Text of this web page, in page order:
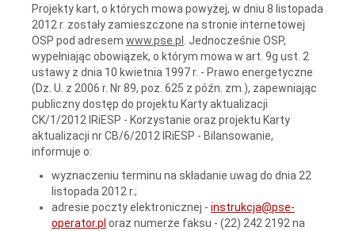
Projekty kart, o których mowa powyżej, w dniu 8 listopada
2012 r. zostały zamieszczone na stronie internetowej
OSP pod adresem www.pse.pl
. Jednocześnie OSP,
wypełniając obowiązek, o którym mowa w art. 9g ust. 2
ustawy z dnia 10 kwietnia 1997 r. - Prawo energetyczne
(Dz. U. z 2006 r. Nr 89, poz. 625 z późn. zm.), zapewniając
publiczny dostęp do projektu Karty aktualizacji
CK/1/2012 IRiESP - Korzystanie oraz projektu Karty
aktualizacji nr CB/6/2012 IRiESP - Bilansowanie,
informuje o:
wyznaczeniu terminu na składanie uwag do dnia 22
listopada 2012 r.;
adresie poczty elektronicznej - instrukcja@pse-
operator.pl oraz numerze faksu - (22) 242 2192 na